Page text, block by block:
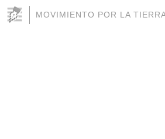
MOVIMIENTO POR LA